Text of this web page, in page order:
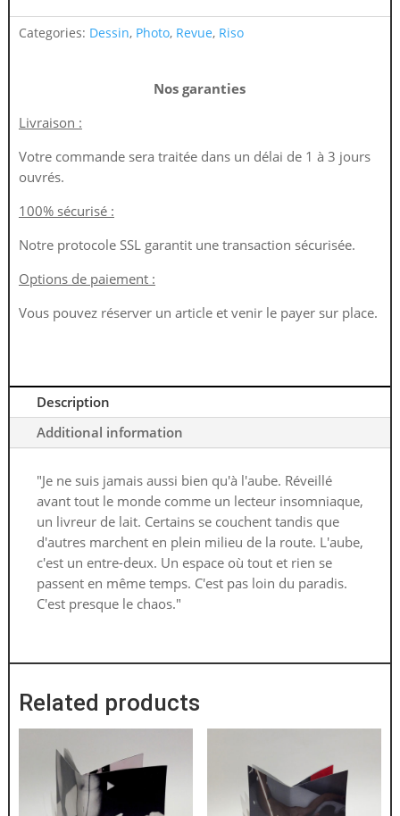
Categories: Dessin, Photo, Revue, Riso
Nos garanties
Livraison :
Votre commande sera traitée dans un délai de 1 à 3 jours
ouvrés.
100% sécurisé :
Notre protocole SSL garantit une transaction sécurisée.
Options de paiement :
Vous pouvez réserver un article et venir le payer sur place.
Description
Additional information
"Je ne suis jamais aussi bien qu'à l'aube. Réveillé
avant tout le monde comme un lecteur insomniaque,
un livreur de lait. Certains se couchent tandis que
d'autres marchent en plein milieu de la route. L'aube,
c'est un entre-deux. Un espace où tout et rien se
passent en même temps. C'est pas loin du paradis.
C'est presque le chaos."
Related products